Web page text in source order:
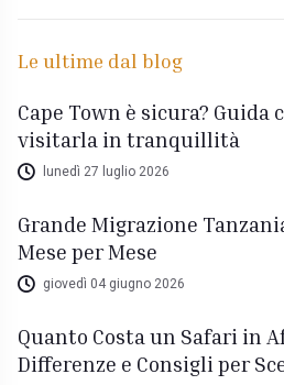
Le ultime dal blog
Cape Town è sicura? Guida
visitarla in tranquillità
lunedì 27 luglio 2026
Grande Migrazione
Mese per Mese
giovedì 04 giugno 2026
Quanto Costa un Safari in
Differenze e Consigli per